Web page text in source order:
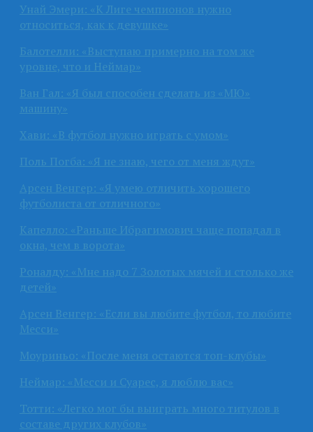
Унай Эмери: «К Лиге чемпионов нужно
относиться, как к девушке»
Балотелли: «Выступаю примерно на том же
уровне, что и Неймар»
Ван Гал: «Я был способен сделать из «МЮ»
машину»
Хави: «В футбол нужно играть с умом»
Поль Погба: «Я не знаю, чего от меня ждут»
Арсен Венгер: «Я умею отличить хорошего
футболиста от отличного»
Капелло: «Раньше Ибрагимович чаще попадал в
окна, чем в ворота»
Роналду: «Мне надо 7 Золотых мячей и столько же
детей»
Арсен Венгер: «Если вы любите футбол, то любите
Месси»
Моуриньо: «После меня остаются топ-клубы»
Неймар: «Месси и Суарес, я люблю вас»
Тотти: «Легко мог бы выиграть много титулов в
составе других клубов»